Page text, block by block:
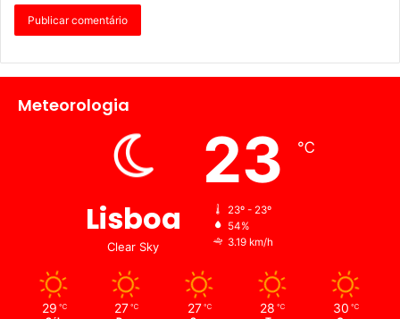
Meteorologia
Lisboa
Clear Sky
23 ℃
23º - 23º
54%
3.19 km/h
29 ℃ 27 ℃ 27 ℃ 28 ℃ 30 ℃